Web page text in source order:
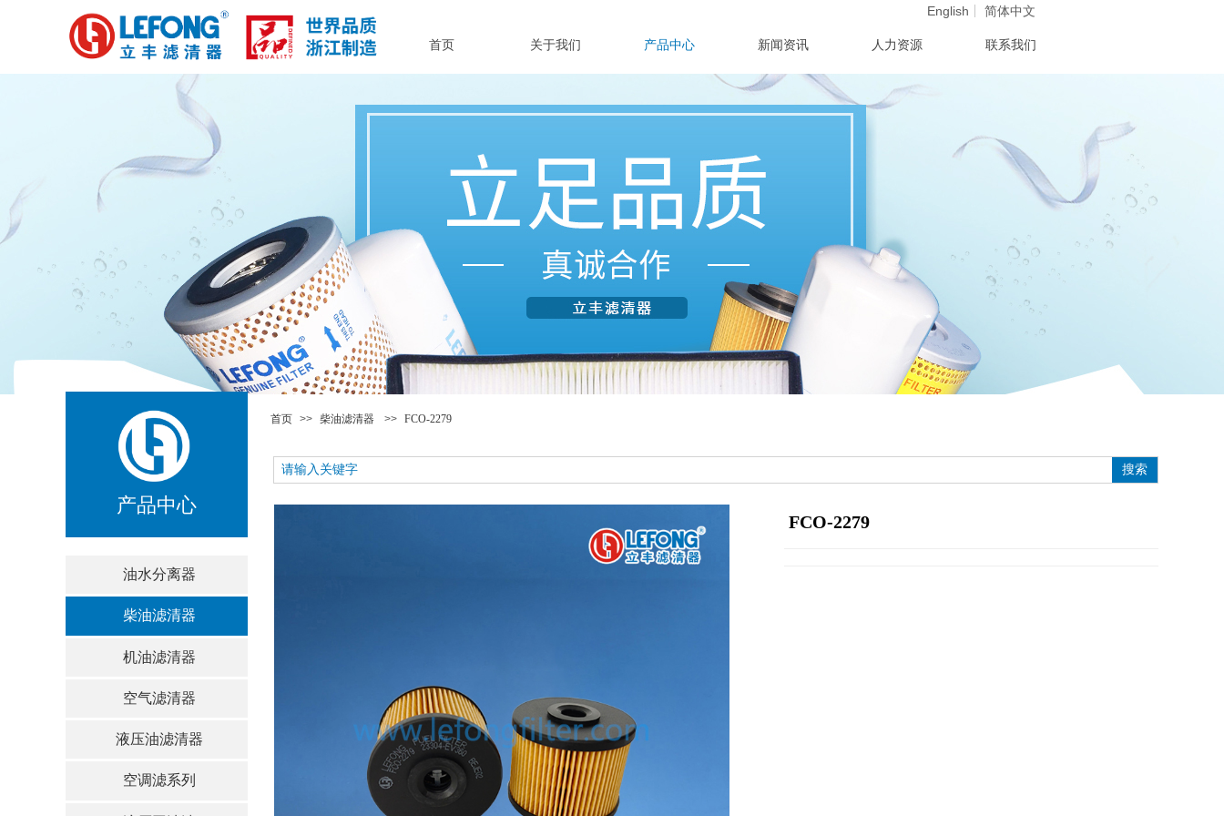
产品中心
首页 >> 柴油滤清器 >> FCO-2279
搜索
FCO-2279
油水分离器
柴油滤清器
机油滤清器
空气滤清器
液压油滤清器
空调滤系列
首页 关于我们 产品中心 新闻资讯 人力资源 联系我们
English 简体中文